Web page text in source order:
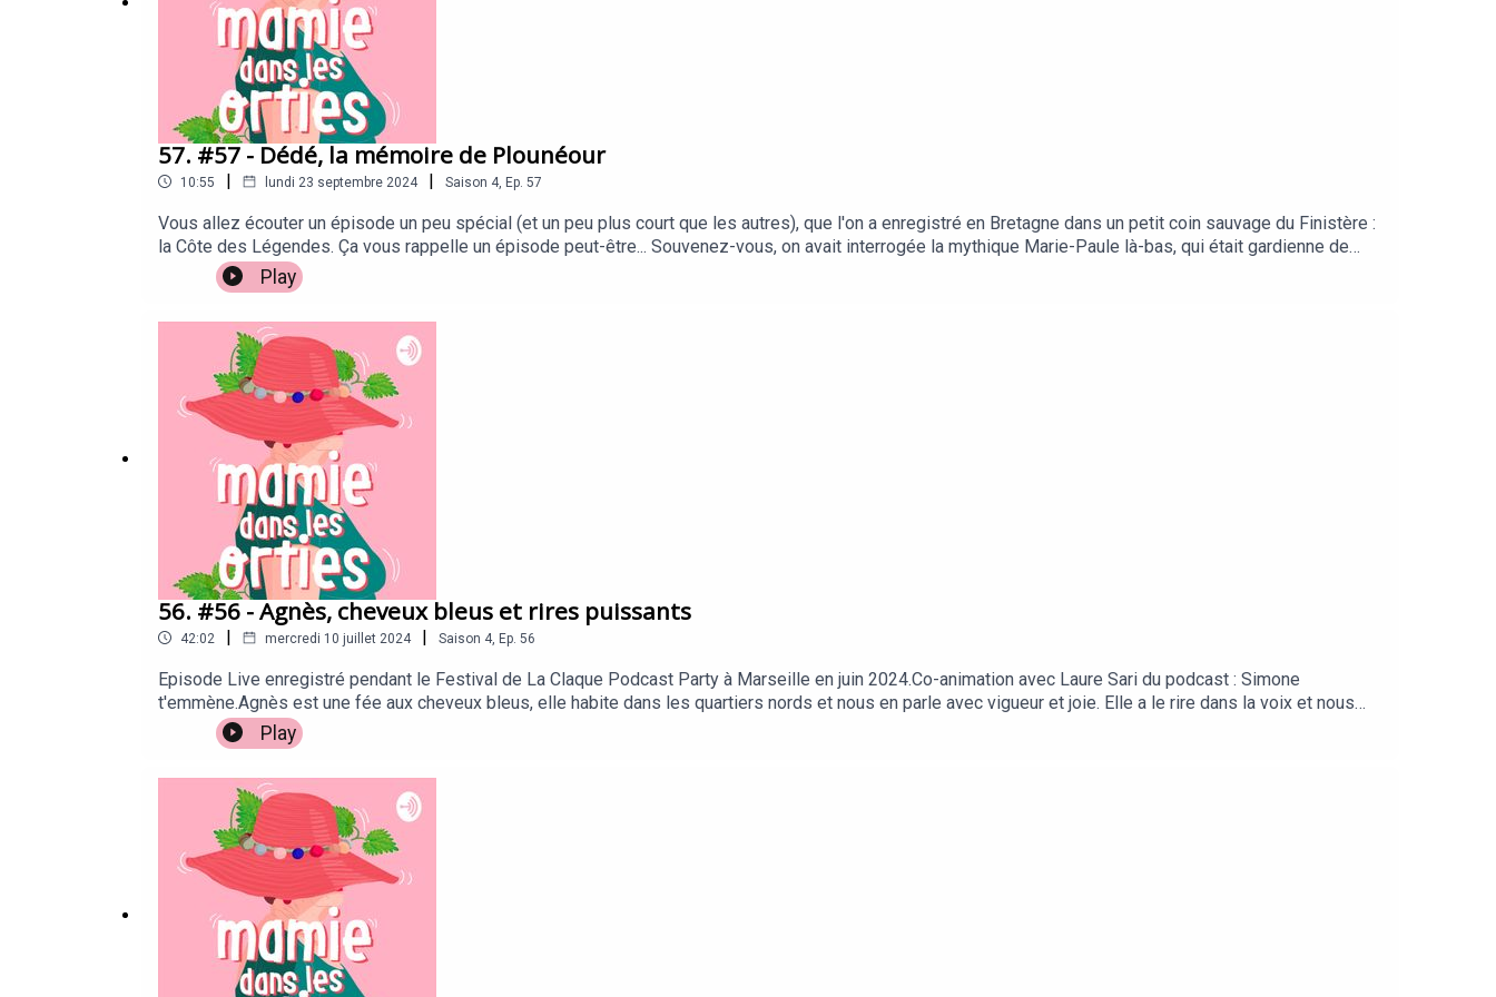
57. #57 - Dédé, la mémoire de Plounéour
10:55 | lundi 23 septembre 2024 | Saison 4, Ep. 57
Vous allez écouter un épisode un peu spécial (et un peu plus court que les autres), que l'on a enregistré en Bretagne dans un petit coin sauvage du Finistère :
la Côte des Légendes. Ça vous rappelle un épisode peut-être... Souvenez-vous, on avait interrogée la mythique Marie-Paule là-bas, qui était gardienne de
phare ! Ici, on écoute Andrée, dite Dédé, 90 ans, qui a toujours vécu dans le village de Plounéour. Elle nous raconte ses souvenirs avec une pétillance et une
énergie folles.Cet épisode a été réalisé dans le cadre des Journées du Matrimoine pour l'office de tourisme Côte des Légendes. Deux autres portraits avec
Visuelle : Jeanne Dufief
Play
56. #56 - Agnès, cheveux bleus et rires puissants
42:02 | mercredi 10 juillet 2024 | Saison 4, Ep. 56
Episode Live enregistré pendant le Festival de La Claque Podcast Party à Marseille en juin 2024.Co-animation avec Laure Sari du podcast : Simone
t'emmène.Agnès est une fée aux cheveux bleus, elle habite dans les quartiers nords et nous en parle avec vigueur et joie. Elle a le rire dans la voix et nous
touche par la sincérité du propos. Bonne écoute !Pour découvrir Courchevel Confidentiel, c'est ici
Play